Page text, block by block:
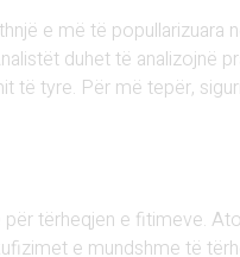
e më të
duhet të analizojnë
të tyre. Për më tepër,
tërheqjen e fitimeve.
e mundshme të